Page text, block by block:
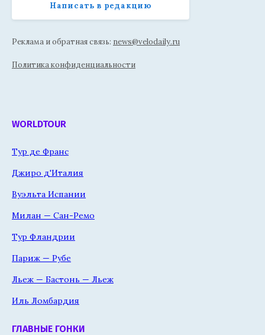
Написать в редакцию
Реклама и обратная связь: news@velodaily.ru
Политика конфиденциальности
WORLDTOUR
Тур де Франс
Джиро д'Италия
Вуэльта Испании
Милан — Сан-Ремо
Тур Фландрии
Париж — Рубе
Льеж — Бастонь — Льеж
Иль Ломбардия
ГЛАВНЫЕ ГОНКИ